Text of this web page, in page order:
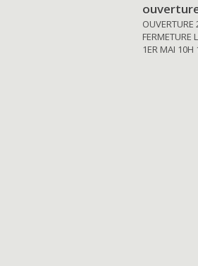
FERMETURE
1ER MAI 10H